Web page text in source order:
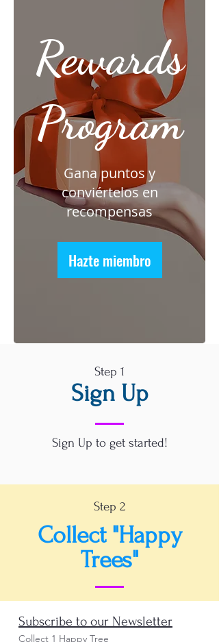
Rewards
Program
Gana puntos y
conviértelos en
recompensas
Hazte miembro
Step 1
Sign Up
Sign Up to get started!
Step 2
Collect "Happy
Trees"
Subscribe to our Newsletter
Collect 1 Happy Tree